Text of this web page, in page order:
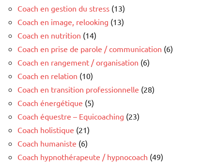
Coach en gestion du stress (13)
Coach en image, relooking (13)
Coach en nutrition (14)
Coach en prise de parole / communication (6)
Coach en rangement / organisation (6)
Coach en relation (10)
Coach en transition professionnelle (28)
Coach énergétique (5)
Coach équestre – Equicoaching (23)
Coach holistique (21)
Coach humaniste (6)
Coach hypnothérapeute / hypnocoach (49)